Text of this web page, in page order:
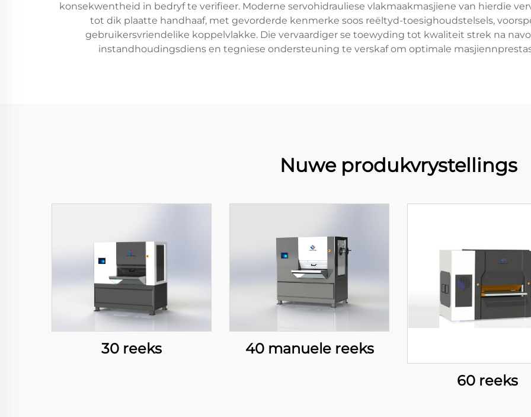
konsekwentheid in bedryf te verifieer. Moderne servohidrauliese vlakmaakmasjiene van hierdie
tot dik plaatte handhaaf, met gevorderde kenmerke soos reëltyd-toesighoudstelsels,
gebruikersvriendelike koppelvlakke. Die vervaardiger se toewyding tot kwaliteit strek na
instandhoudingsdiens en tegniese ondersteuning te verskaf om optimale
Nuwe produkvrystellings
30 reeks
40 manuele reeks
60 reeks